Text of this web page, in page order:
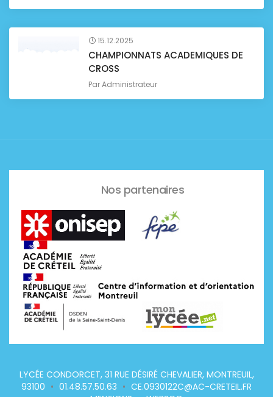
15.12.2025
CHAMPIONNATS ACADEMIQUES DE
CROSS
ParAdministrateur
Nos partenaires
LYCÉE CONDORCET, 31 RUE DÉSIRÉ CHEVALIER, MONTREUIL,
93100 • 01.48.57.50.63 • CE.0930122C@AC-CRETEIL.FR